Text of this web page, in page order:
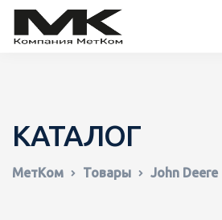
КАТАЛОГ
МетКом Товары John Deere